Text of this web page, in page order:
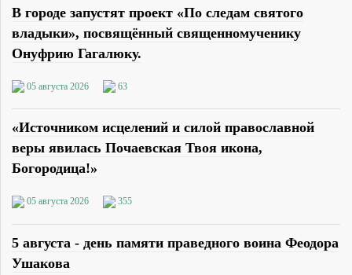
В городе запустят проект «По следам святого
владыки», посвящённый священномученику
Онуфрию Гагалюку.
05 августа 2026 63
«Источником исцелений и силой православной
веры явилась Почаевская Твоя икона,
Богородица!»
05 августа 2026 355
5 августа - день памяти праведного воина Феодора
Ушакова